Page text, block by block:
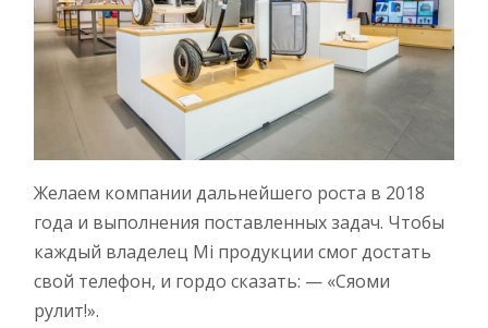
Желаем компании дальнейшего роста в 2018
года и выполнения поставленных задач. Чтобы
каждый владелец Mi продукции смог достать
свой телефон, и гордо сказать: — «Сяоми
рулит!».